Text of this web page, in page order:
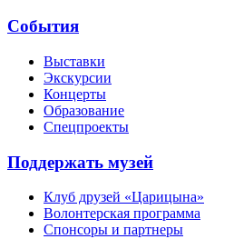
События
Выставки
Экскурсии
Концерты
Образование
Спецпроекты
Поддержать музей
Клуб друзей «Царицына»
Волонтерская программа
Спонсоры и партнеры